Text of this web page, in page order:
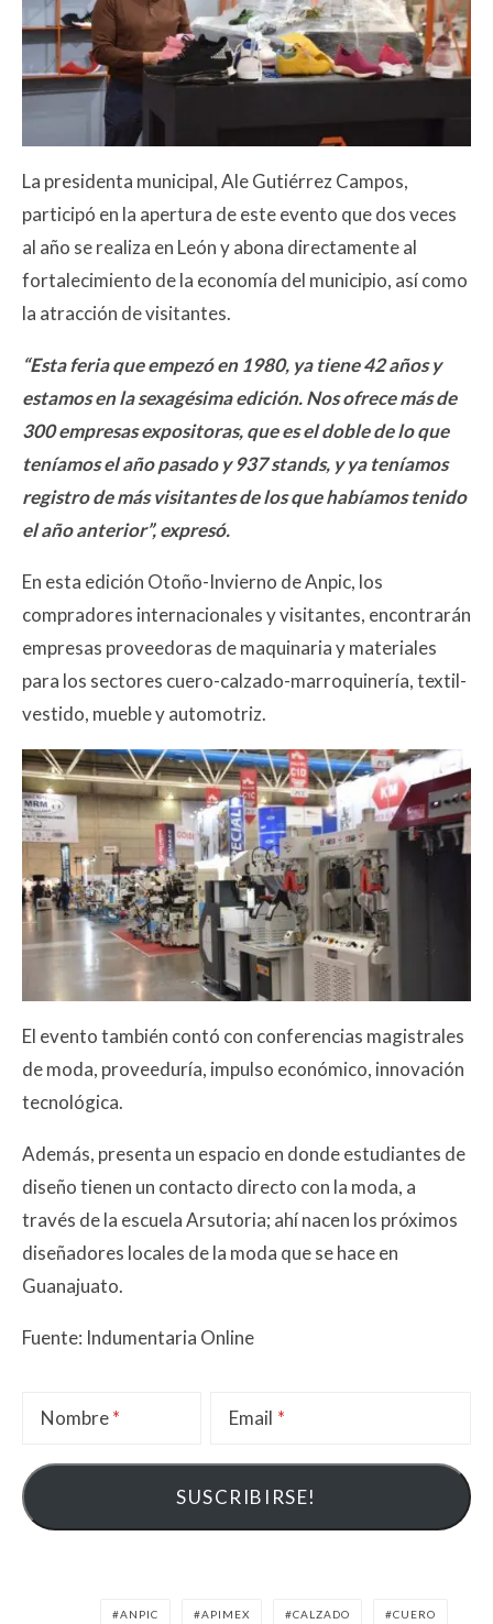
La presidenta municipal, Ale Gutiérrez Campos,
participó en la apertura de este evento que dos veces
al año se realiza en León y abona directamente al
fortalecimiento de la economía del municipio, así como
la atracción de visitantes.
“Esta feria que empezó en 1980, ya tiene 42 años y
estamos en la sexagésima edición. Nos ofrece más de
300 empresas expositoras, que es el doble de lo que
teníamos el año pasado y 937 stands, y ya teníamos
registro de más visitantes de los que habíamos tenido
el año anterior”, expresó.
En esta edición Otoño-Invierno de Anpic, los
compradores internacionales y visitantes, encontrarán
empresas proveedoras de maquinaria y materiales
para los sectores cuero-calzado-marroquinería, textil-
vestido, mueble y automotriz.
El evento también contó con conferencias magistrales
de moda, proveeduría, impulso económico, innovación
tecnológica.
Además, presenta un espacio en donde estudiantes de
diseño tienen un contacto directo con la moda, a
través de la escuela Arsutoria; ahí nacen los próximos
diseñadores locales de la moda que se hace en
Guanajuato.
Fuente: Indumentaria Online
Nombre Email
ANPIC APIMEX CALZADO CUERO